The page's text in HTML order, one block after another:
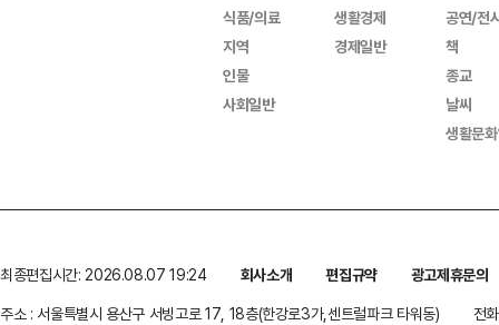
식품/의료
지역
인물
사회일반
생활경제
경제일반
공연/전
책
종교
날씨
생활문
최종편집시간: 2026.08.07 19:24 회사소개 편집규약
광고제휴문의
주소 : 서울특별시 용산구 서빙고로 17, 18층(한강로3가,센트럴파크 타워동)
전